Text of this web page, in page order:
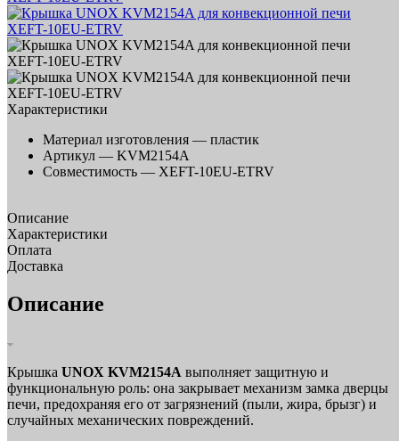
Характеристики
Материал изготовления — пластик
Артикул — KVM2154A
Совместимость — XEFT-10EU-ETRV
Описание
Характеристики
Оплата
Доставка
Описание
Крышка UNOX KVM2154A выполняет защитную и
функциональную роль: она закрывает механизм замка дверцы
печи, предохраняя его от загрязнений (пыли, жира, брызг) и
случайных механических повреждений.